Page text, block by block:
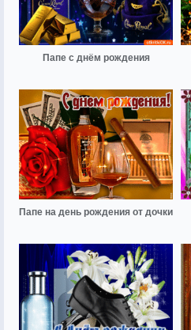
Папе с днём рождения
Папе на день рождения от дочки